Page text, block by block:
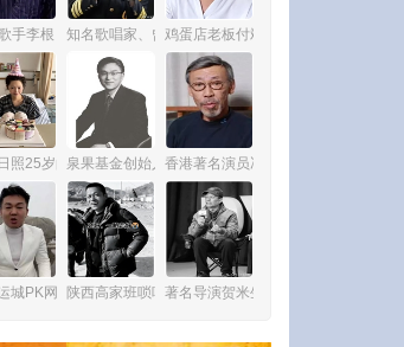
手李根 知名歌唱家、曾担任《星光大道》评委的解亚娇
鸡蛋店老板付斌
照25岁的网红舞蹈老师秦贝贝
泉果基金创始人王国斌香港著名演员冯淬帆
城PK网红李天宇陕西高家班唢呐网红刘亮
著名导演贺米生